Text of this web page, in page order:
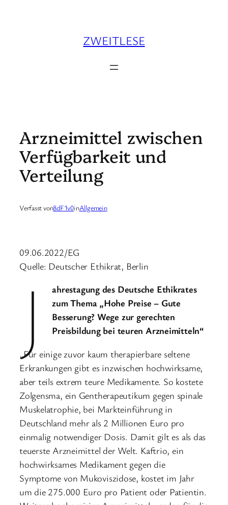
ZWEITLESE
Arzneimittel zwischen
Verfügbarkeit und
Verteilung
Verfasst von8dF1v0inAllgemein
09.06.2022/EG
Quelle: Deutscher Ethikrat, Berlin
J
ahrestagung des Deutsche Ethikrates
zum Thema „Hohe Preise – Gute
Besserung? Wege zur gerechten
Preisbildung bei teuren Arzneimitteln“
„Für einige zuvor kaum therapierbare seltene
Erkrankungen gibt es inzwischen hochwirksame,
aber teils extrem teure Medikamente. So kostete
Zolgensma, ein Gentherapeutikum gegen spinale
Muskelatrophie, bei Markteinführung in
Deutschland mehr als 2 Millionen Euro pro
einmalig notwendiger Dosis. Damit gilt es als das
teuerste Arzneimittel der Welt. Kaftrio, ein
hochwirksames Medikament gegen die
Symptome von Mukoviszidose, kostet im Jahr
um die 275.000 Euro pro Patient oder Patientin.